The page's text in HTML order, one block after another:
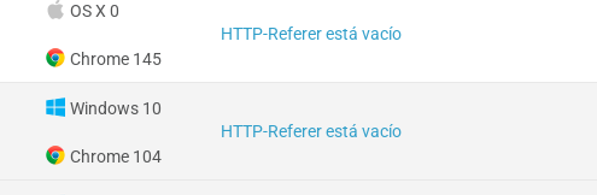
OS X 0
Chrome 145
HTTP-Referer está vacío
Windows 10
Chrome 104
HTTP-Referer está vacío